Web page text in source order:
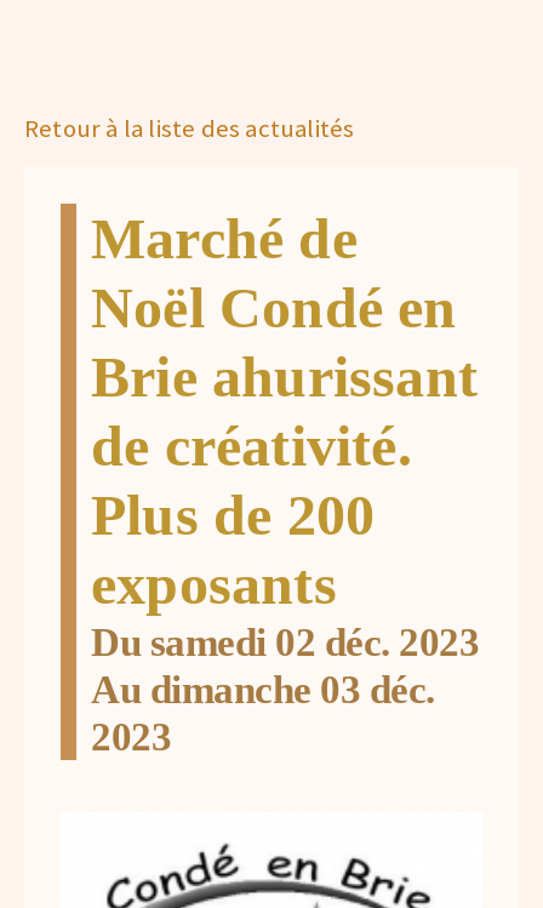
Retour à la liste des actualités
Marché de
Noël Condé en
Brie ahurissant
de créativité.
Plus de 200
exposants
Du samedi 02 déc. 2023
Au dimanche 03 déc.
2023